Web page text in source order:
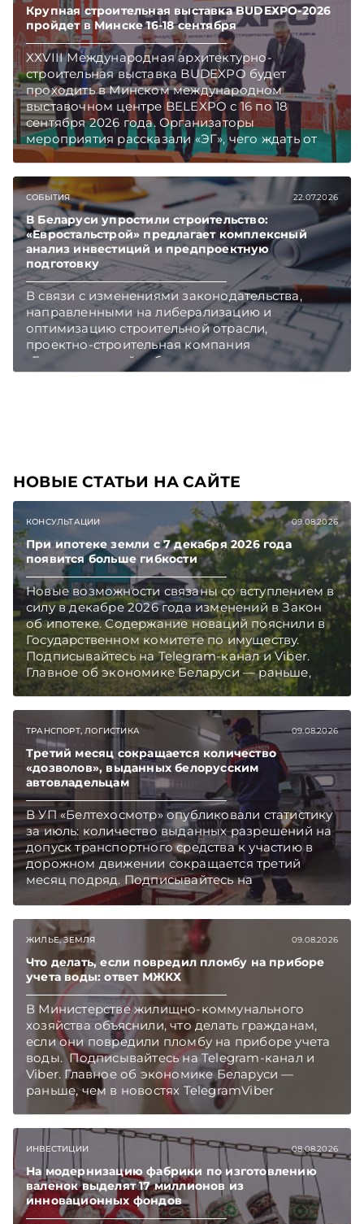
Крупная строительная выставка BUDEXPO-2026
пройдет в Минске 16-18 сентября
XXVIII Международная архитектурно-
строительная выставка BUDEXPO будет
проходить в Минском международном
выставочном центре BELEXPO с 16 по 18
сентября 2026 года. Организаторы
мероприятия рассказали «ЭГ», чего ждать от
выставки в этом году.
СОБЫТИЯ 22.07.2026
В Беларуси упростили строительство:
«Евростальстрой» предлагает комплексный
анализ инвестиций и предпроектную
подготовку
В связи с изменениями законодательства,
направленными на либерализацию и
оптимизацию строительной отрасли,
проектно-строительная компания
«Евростальстрой» объявила о внедрении
нового формата сопровождения объектов.
НОВЫЕ СТАТЬИ НА САЙТЕ
КОНСУЛЬТАЦИИ 09.08.2026
При ипотеке земли с 7 декабря 2026 года
появится больше гибкости
Новые возможности связаны со вступлением в
силу в декабре 2026 года изменений в Закон
об ипотеке. Содержание новаций пояснили в
Государственном комитете по имуществу.
Подписывайтесь на Telegram‑канал и Viber.
Главное об экономике Беларуси — раньше,
чем в новостях TelegramViber
ТРАНСПОРТ, ЛОГИСТИКА 09.08.2026
Третий месяц сокращается количество
«дозволов», выданных белорусским
автовладельцам
В УП «Белтехосмотр» опубликовали статистику
за июль: количество выданных разрешений на
допуск транспортного средства к участию в
дорожном движении сокращается третий
месяц подряд. Подписывайтесь на
Telegram‑канал и Viber. Главное об экономике
TelegramViber
ЖИЛЬЕ, ЗЕМЛЯ 09.08.2026
Что делать, если повредил пломбу на приборе
учета воды: ответ МЖКХ
В Министерстве жилищно-коммунального
хозяйства объяснили, что делать гражданам,
если они повредили пломбу на приборе учета
воды. Подписывайтесь на Telegram‑канал и
Viber. Главное об экономике Беларуси —
раньше, чем в новостях TelegramViber
ИНВЕСТИЦИИ 08.08.2026
На модернизацию фабрики по изготовлению
валенок выделят 17 миллионов из
инновационных фондов